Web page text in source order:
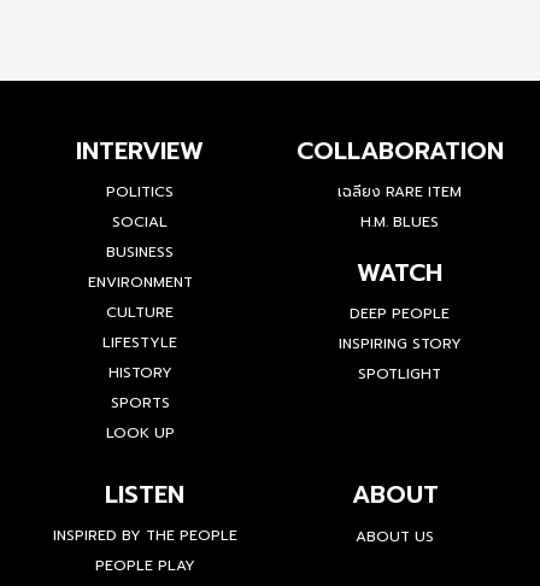
INTERVIEW
POLITICS
SOCIAL
BUSINESS
ENVIRONMENT
CULTURE
LIFESTYLE
HISTORY
SPORTS
LOOK UP
COLLABORATION
เฉลียง RARE ITEM
H.M. BLUES
WATCH
DEEP PEOPLE
INSPIRING STORY
SPOTLIGHT
LISTEN
INSPIRED BY THE PEOPLE
PEOPLE PLAY
ABOUT
ABOUT US